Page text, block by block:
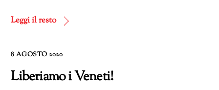
corso…
Leggi il resto
8 AGOSTO 2020
Liberiamo i Veneti!